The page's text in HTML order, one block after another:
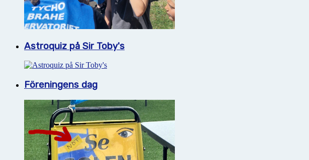
Astroquiz på Sir Toby's
Föreningens dag